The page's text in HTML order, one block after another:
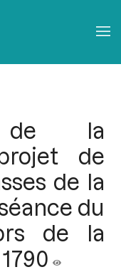
de la
de
de la
du
de la